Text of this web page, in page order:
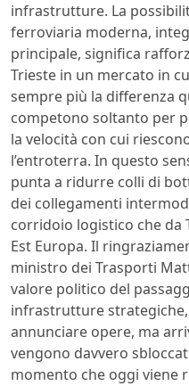
infrastrutture. La
ferroviaria moderna,
principale, significa
Trieste in un mercato in
sempre più la differenza
competono soltanto per
la velocità con cui
l’entroterra. In questo
punta a ridurre colli di
dei collegamenti
corridoio logistico che da
Est Europa. Il
ministro dei Trasporti
valore politico del
infrastrutture
annunciare opere, ma
vengono davvero
momento che oggi viene